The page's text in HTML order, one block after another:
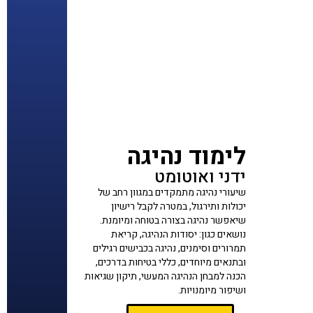
לימוד נהיגה
ידני ואוטומט
שיעורי נהיגה מתמקדים במגוון רחב של
יכולות ותירגול, במטרה לקבל רישיון
שיאפשר נהיגה בצורה בטוחה ומיומנת.
נושאים כגון: יסודות הנהיגה, קריאת
תמרורים וסימנים, נהיגה בכבישים רגילים
ובתנאים מיוחדים, כללי בטיחות בדרכים,
הכנה למבחן הנהיגה המעשי, תיקון שגיאות
ושיפור מיומנויות.